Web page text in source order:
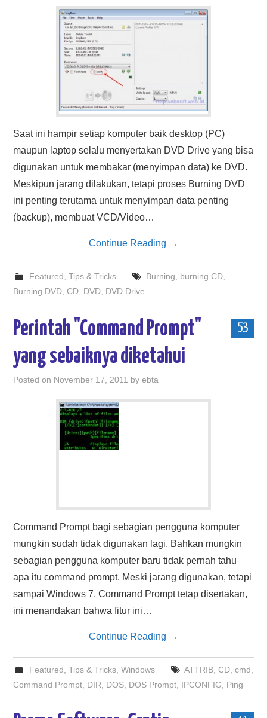
HASIL PENCARIAN
Saat ini hampir setiap komputer baik desktop (PC)
maupun laptop selalu menyertakan DVD Drive yang bisa
digunakan untuk membakar (menyimpan data) ke DVD.
Meskipun jarang dilakukan, tetapi proses Burning DVD
ini penting terutama untuk menyimpan data penting
(backup), membuat VCD/Video…
Continue Reading →
Featured Tips & Tricks Burning burning CD,
Burning DVD ,CD DVD DVD Drive
53
Perintah "Command Prompt"
yang sebaiknya diketahui
Posted on November 17, 2011 byebta
Command Prompt bagi sebagian pengguna komputer
mungkin sudah tidak digunakan lagi. Bahkan mungkin
sebagian pengguna komputer baru tidak pernah tahu
apa itu command prompt. Meski jarang digunakan, tetapi
sampai Windows 7, Command Prompt tetap disertakan,
ini menandakan bahwa fitur ini…
Continue Reading →
Featured Tips & Tricks, Windows ATTRIB, CD, cmd
Command Prompt DIR DOS DOS Prompt IPCONFIG Ping